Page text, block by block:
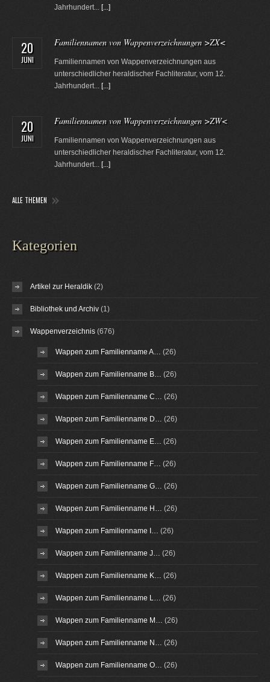
Jahrhundert... [...]
20
JUNI
Familiennamen von Wappenverzeichnungen >ZX<
Familiennamen von Wappenverzeichnungen aus
unterschiedlicher heraldischer Fachliteratur, vom 12.
Jahrhundert... [...]
20
JUNI
Familiennamen von Wappenverzeichnungen >ZW<
Familiennamen von Wappenverzeichnungen aus
unterschiedlicher heraldischer Fachliteratur, vom 12.
Jahrhundert... [...]
ALLE THEMEN
Kategorien
Artikel zur Heraldik (2)
Bibliothek und Archiv (1)
Wappenverzeichnis (676)
Wappen zum Familienname A… (26)
Wappen zum Familienname B… (26)
Wappen zum Familienname C… (26)
Wappen zum Familienname D… (26)
Wappen zum Familienname E… (26)
Wappen zum Familienname F… (26)
Wappen zum Familienname G… (26)
Wappen zum Familienname H… (26)
Wappen zum Familienname I… (26)
Wappen zum Familienname J… (26)
Wappen zum Familienname K… (26)
Wappen zum Familienname L… (26)
Wappen zum Familienname M… (26)
Wappen zum Familienname N… (26)
Wappen zum Familienname O… (26)